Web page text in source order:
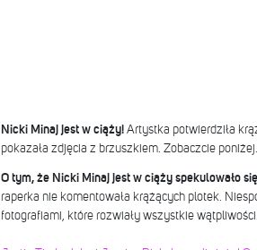
Nicki Minaj jest w ciąży!Artystka potwierdziła
pokazała zdjęcia z brzuszkiem. Zobaczcie poniżej.
O tym, że Nicki Minaj jest w ciąży spekulowało
raperka nie komentowała krążących plotek.
fotografiami, które rozwiały wszystkie